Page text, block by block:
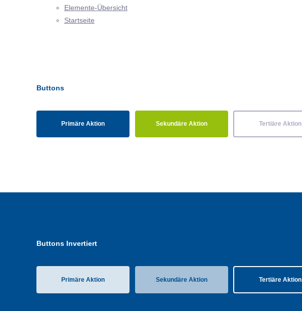
Elemente-Übersicht
Startseite
Buttons
Primäre Aktion Sekundäre Aktion Tertiäre Aktion
Buttons Invertiert
Primäre Aktion Sekundäre Aktion Tertiäre Aktion